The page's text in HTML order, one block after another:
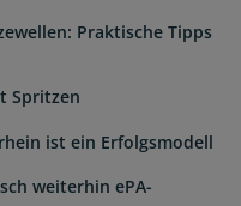
Praktische Tipps
Spritzen
ist ein Erfolgsmodell
weiterhin ePA-